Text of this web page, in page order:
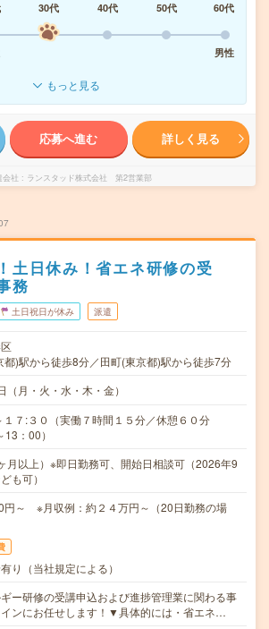
30代 40代 50代
60代
男性
もっと見る
応募へ進む 詳しく見る
社 ランスタッド株式会社 第2営業部
土日休み！省エネ研修の受
務
土日祝日が休み 派遣
都)駅から徒歩8分／田町(東京都)駅から徒歩7分
（月・火・水・木・金）
１７:３０（実働７時間１５分／休憩６０分
：00）
月以上）※即日勤務可、開始日相談可（2026年9
も可）
円～ ※月収例：約２４万円～（20日勤務の場
り（当社規定による）
ー研修の受講申込および進捗管理業に関わる事
ンにお任せします！▼具体的には・省エネ…